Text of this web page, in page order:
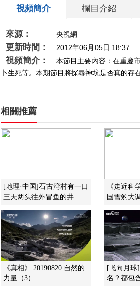
視頻簡介 欄目介紹
來源： 央視網
更新時間： 2012年06月05日 18:37
視頻簡介：
本節目主要內容：在重慶
卜生死等。本期節目將探尋神坑是否真的存
相關推薦
[地理·中国]石古湾村有一口
三天两头往外冒鱼的井
《走近科
国雪豹大
《真相》 20190820 自然的
力量（3）
[飞向月球
名？都包